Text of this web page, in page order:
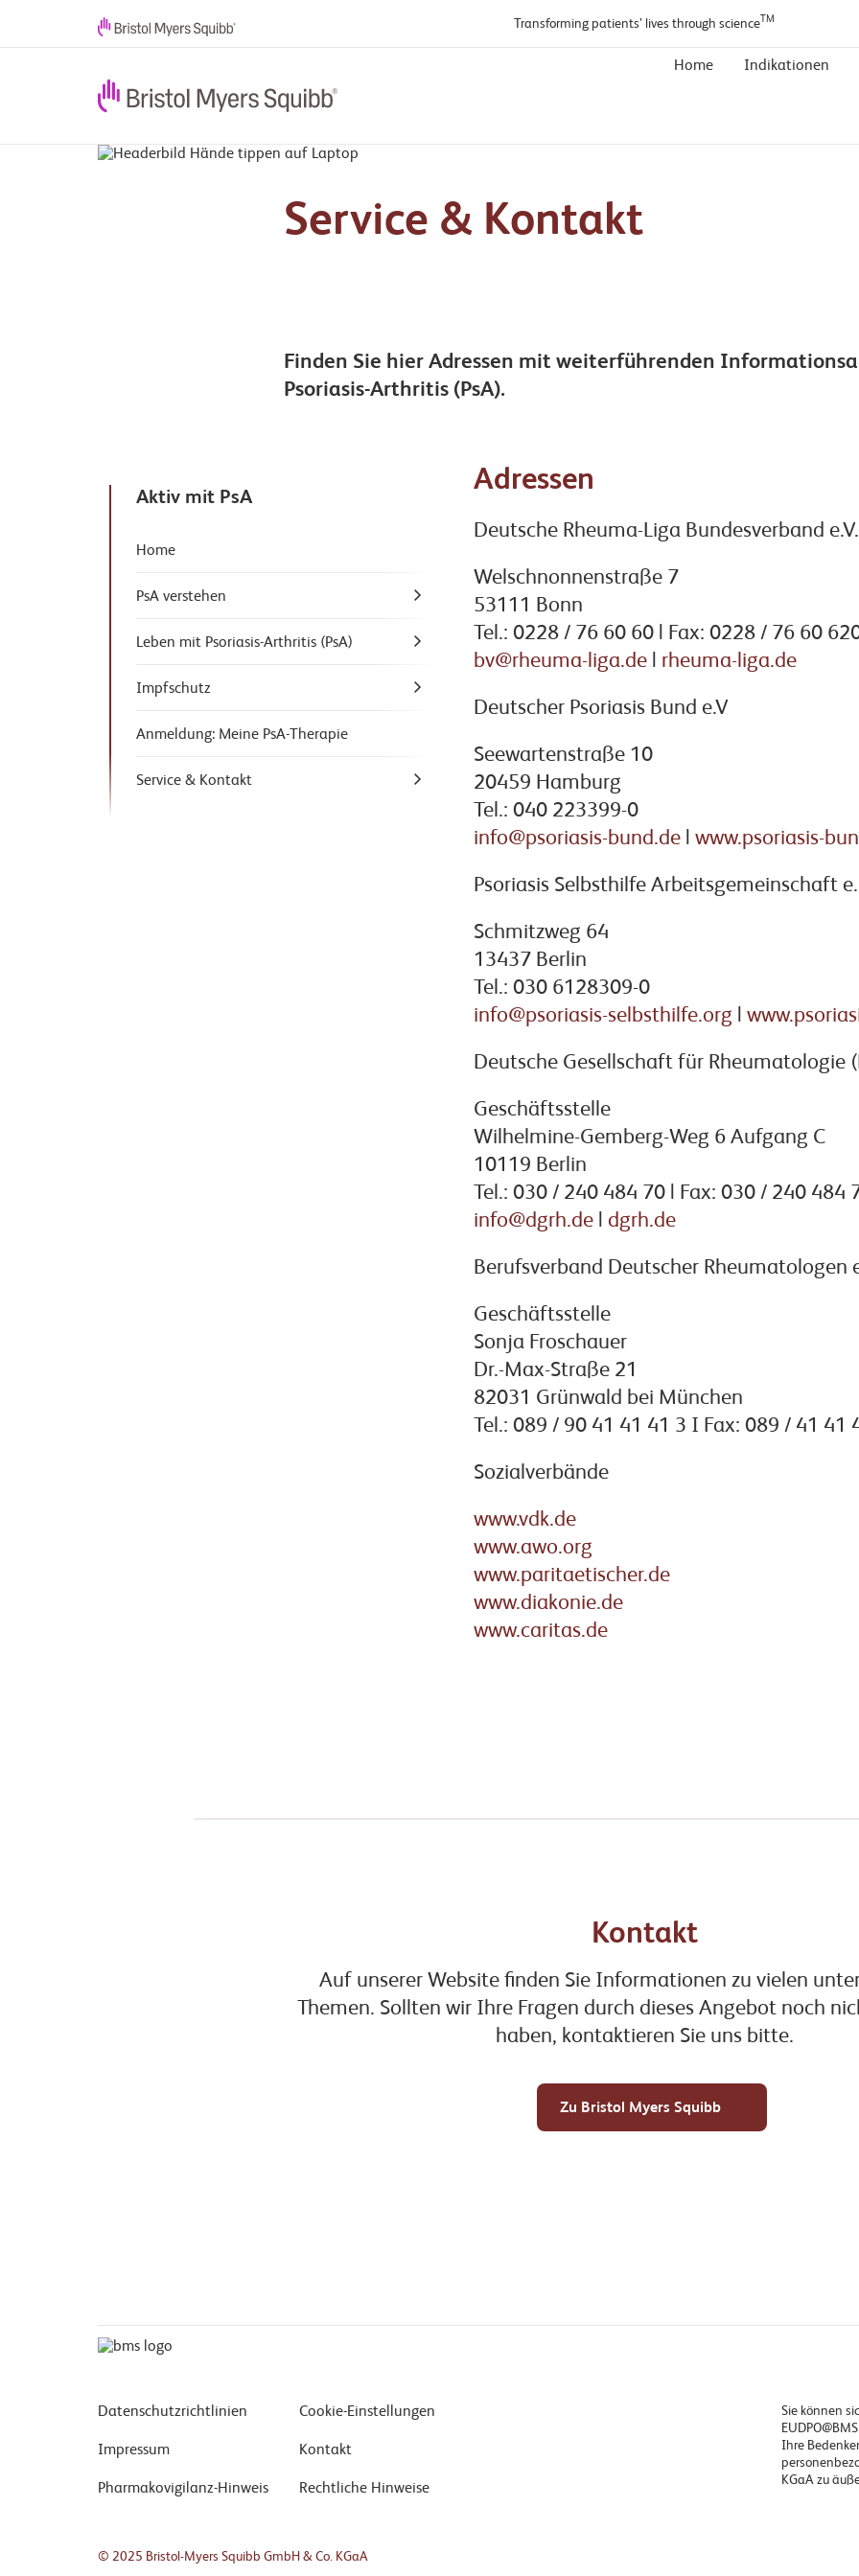
Transforming patients’ lives through science TM
Home Indikationen
Service & Kontakt
Finden Sie hier Adressen mit weiterführenden
Psoriasis-Arthritis (PsA).
Aktiv mit PsA
Home
PsA verstehen
Leben mit Psoriasis-Arthritis (PsA)
Impfschutz
Anmeldung: Meine PsA-Therapie
Service & Kontakt
Adressen
Deutsche Rheuma-Liga Bundesverband e.V.
Welschnonnenstraße 7
53111 Bonn
Tel.: 0228 / 76 60 60 | Fax: 0228 / 76 60
bv@rheuma-liga.de
rheuma-liga.de
Deutscher Psoriasis Bund e.V
Seewartenstraße 10
20459 Hamburg
Tel.: 040 223399-0
info@psoriasis-bund.de
www.psoriasis-
Psoriasis Selbsthilfe Arbeitsgemeinschaft
Schmitzweg 64
13437 Berlin
Tel.: 030 6128309-0
info@psoriasis-selbsthilfe.org
Deutsche Gesellschaft für Rheumatologie
Geschäftsstelle
Wilhelmine-Gemberg-Weg 6 Aufgang C
10119 Berlin
Tel.: 030 / 240 484 70 | Fax: 030 / 240 484
info@dgrh.de
dgrh.de
Berufsverband Deutscher Rheumatologen
Geschäftsstelle
Sonja Froschauer
Dr.-Max-Straße 21
82031 Grünwald bei München
Tel.: 089 / 90 41 41 41 3 I Fax: 089 / 41 41
Sozialverbände
www.vdk.de
www.awo.org
www.paritaetischer.de
www.diakonie.de
www.caritas.de
Kontakt
Auf unserer Website finden Sie Informationen zu vielen
Themen. Sollten wir Ihre Fragen durch dieses Angebot noch
haben, kontaktieren Sie uns bitte.
Zu Bristol Myers Squibb
Datenschutzrichtlinien
Impressum
Pharmakovigilanz-Hinweis
Cookie-Einstellungen
Kontakt
Rechtliche Hinweise
Sie können
Ihre
KGaA zu
© 2025 Bristol-Myers Squibb GmbH & Co. KGaA